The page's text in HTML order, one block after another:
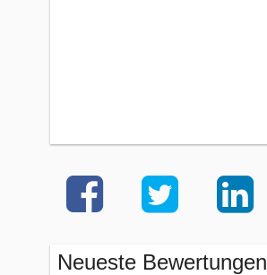
Neueste Bewertungen